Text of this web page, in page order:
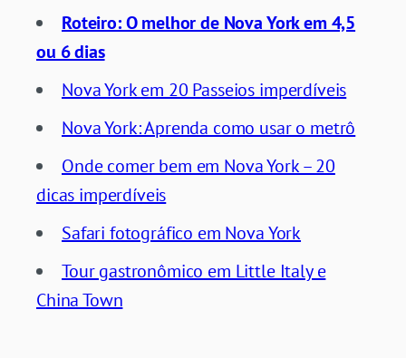
Roteiro: O melhor de Nova York em 4,5
ou 6 dias
Nova York em 20 Passeios imperdíveis
Nova York: Aprenda como usar o metrô
Onde comer bem em Nova York – 20
dicas imperdíveis
Safari fotográfico em Nova York
Tour gastronômico em Little Italy e
China Town